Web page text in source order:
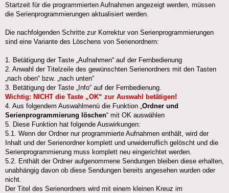
Startzeit für die programmierten Aufnahmen angezeigt werden, müssen
die Serienprogrammierungen aktualisiert werden.
Die nachfolgenden Schritte zur Korrektur von Serienprogrammierungen
sind eine Variante des Löschens von Serienordnern:
1. Betätigung der Taste „Aufnahmen“ auf der Fernbedienung
2. Anwahl der Titelzeile des gewünschten Serienordners mit den Tasten
„nach oben“ bzw. „nach unten“
3. Betätigung der Taste „Info“ auf der Fernbedienung.
Wichtig: NICHT die Taste „OK“ zur Auswahl betätigen!
4. Aus folgendem Auswahlmenü die Funktion „ Ordner und
Serienprogrammierung löschen“ mit OK auswählen
5. Diese Funktion hat folgende Auswirkungen:
5.1. Wenn der Ordner nur programmierte Aufnahmen enthält, wird der
Inhalt und der Serienordner komplett und unwiderruflich gelöscht und die
Serienprogrammierung muss komplett neu eingerichtet werden.
5.2. Enthält der Ordner aufgenommene Sendungen bleiben diese erhalten,
unabhängig davon ob diese Sendungen bereits angesehen wurden oder
nicht.
Der Titel des Serienordners wird mit einem kleinen Kreuz im